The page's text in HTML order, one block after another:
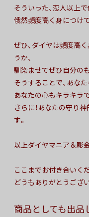
そういった、恋人以上
俄然頻度高く身につけ
ぜひ、ダイヤは頻度高
うか、
馴染ませてぜひ自分の
そうすることで、あな
あなたの心もキラキラ
さらに！あなたの守り
す。
以上ダイヤマニア＆彫
ここまでお付き合いく
どうもありがとうござ
商品としても出品